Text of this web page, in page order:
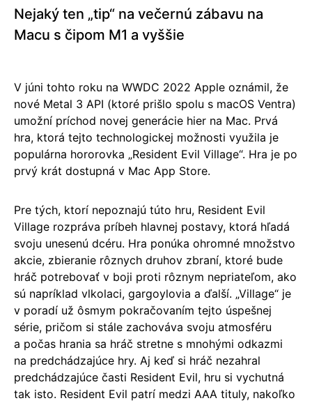
Nejaký ten „tip“ na večernú zábavu na
Macu s čipom M1 a vyššie
V júni tohto roku na WWDC 2022 Apple oznámil, že
nové Metal 3 API (ktoré prišlo spolu s macOS Ventra)
umožní príchod novej generácie hier na Mac. Prvá
hra, ktorá tejto technologickej možnosti využila je
populárna hororovka „Resident Evil Village“. Hra je po
prvý krát dostupná v Mac App Store.
Pre tých, ktorí nepoznajú túto hru, Resident Evil
Village rozpráva príbeh hlavnej postavy, ktorá hľadá
svoju unesenú dcéru. Hra ponúka ohromné množstvo
akcie, zbieranie rôznych druhov zbraní, ktoré bude
hráč potrebovať v boji proti rôznym nepriateľom, ako
sú napríklad vlkolaci, gargoylovia a ďalší. „Village“ je
v poradí už ôsmym pokračovaním tejto úspešnej
série, pričom si stále zachováva svoju atmosféru
a počas hrania sa hráč stretne s mnohými odkazmi
na predchádzajúce hry. Aj keď si hráč nezahral
predchádzajúce časti Resident Evil, hru si vychutná
tak isto. Resident Evil patrí medzi AAA tituly, nakoľko